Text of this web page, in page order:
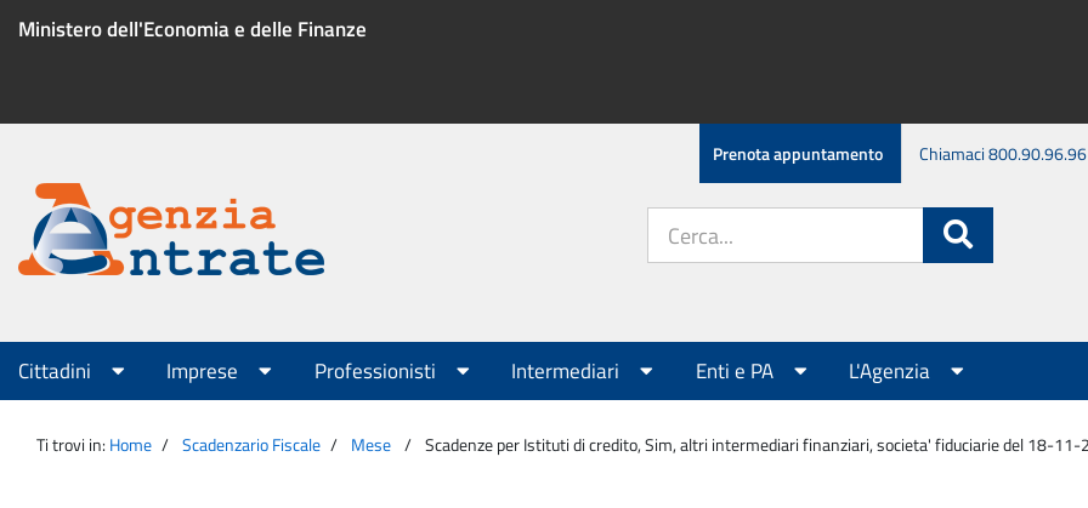
Ministero dell'Economia e delle Finanze
Menu
servizio
Prenota appuntamento Chiamaci 800.90.96.96
Agenzia
Entrate
sito:
Menu
principale
Cittadini Imprese Professionisti Intermediari Enti e PA L'Agenzia
Ti trovi in: Home Scadenzario Fiscale Mese Scadenze per Istituti di credito, Sim, altri intermediari finanziari, societa' fiduciarie del 18-